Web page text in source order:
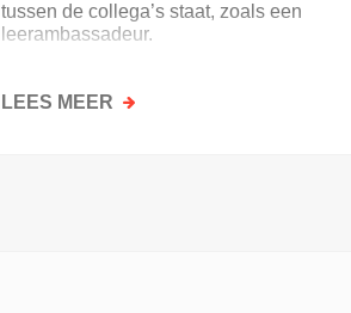
tussen de collega’s staat, zoals een
leerambassadeur.
LEES MEER OVER